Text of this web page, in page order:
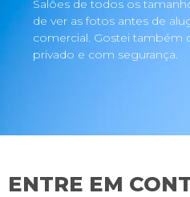
Salões de todos os
de ver as fotos antes de
comercial. Gostei também
privado e com segurança.
ENTRE EM